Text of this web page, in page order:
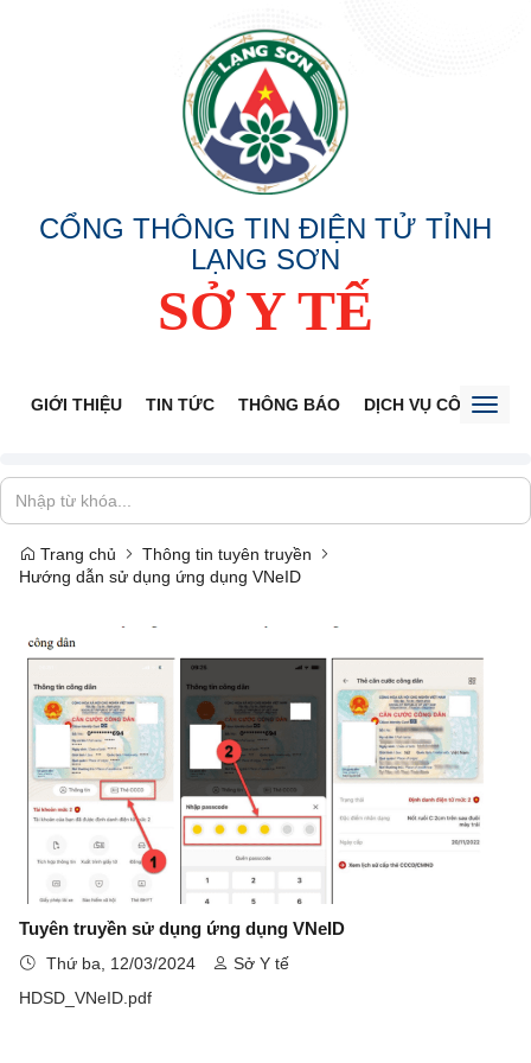
CỔNG THÔNG TIN ĐIỆN TỬ TỈNH
LẠNG SƠN
SỞ Y TẾ
GIỚI THIỆU TIN TỨC THÔNG BÁO DỊCH VỤ CÔNG
Trang chủ
Thông tin tuyên truyền
Hướng dẫn sử dụng ứng dụng VNeID
Tuyên truyền sử dụng ứng dụng VNeID
Thứ ba, 12/03/2024
Sở Y tế
HDSD_VNeID.pdf